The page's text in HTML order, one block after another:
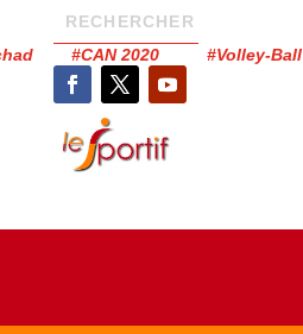
#CAN 2020 #Volley-Ball